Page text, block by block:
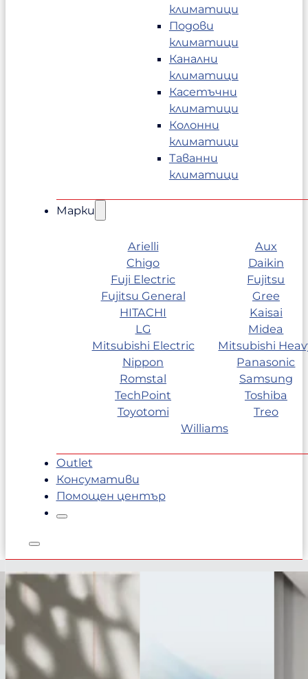
климатици
Подови
климатици
Канални
климатици
Касетъчни
климатици
Колонни
климатици
Таванни
климатици
Марки
Arielli
Aux
Chigo
Daikin
Fuji Electric
Fujitsu
Fujitsu General
Gree
HITACHI
Kaisai
LG
Midea
Mitsubishi Electric
Mitsubishi
Nippon
Panasonic
Romstal
Samsung
TechPoint
Toshiba
Toyotomi
Treo
Williams
Outlet
Консумативи
Помощен център